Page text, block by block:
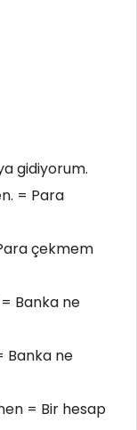
gidiyorum.
= Para
çekmem
Banka ne
Banka ne
= Bir hesap